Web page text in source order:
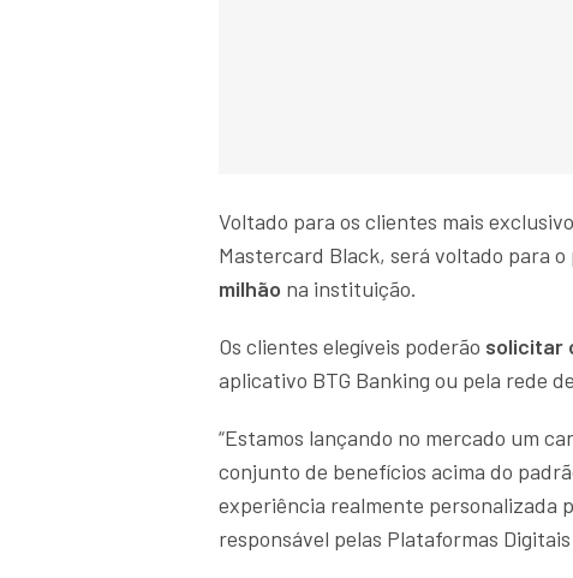
Voltado para os clientes mais
Mastercard Black, será voltado para o
milhão na instituição.
Os clientes elegíveis poderão solicitar
aplicativo BTG Banking ou pela rede
“Estamos lançando no mercado um
conjunto de benefícios acima do
experiência realmente personalizada
responsável pelas Plataformas